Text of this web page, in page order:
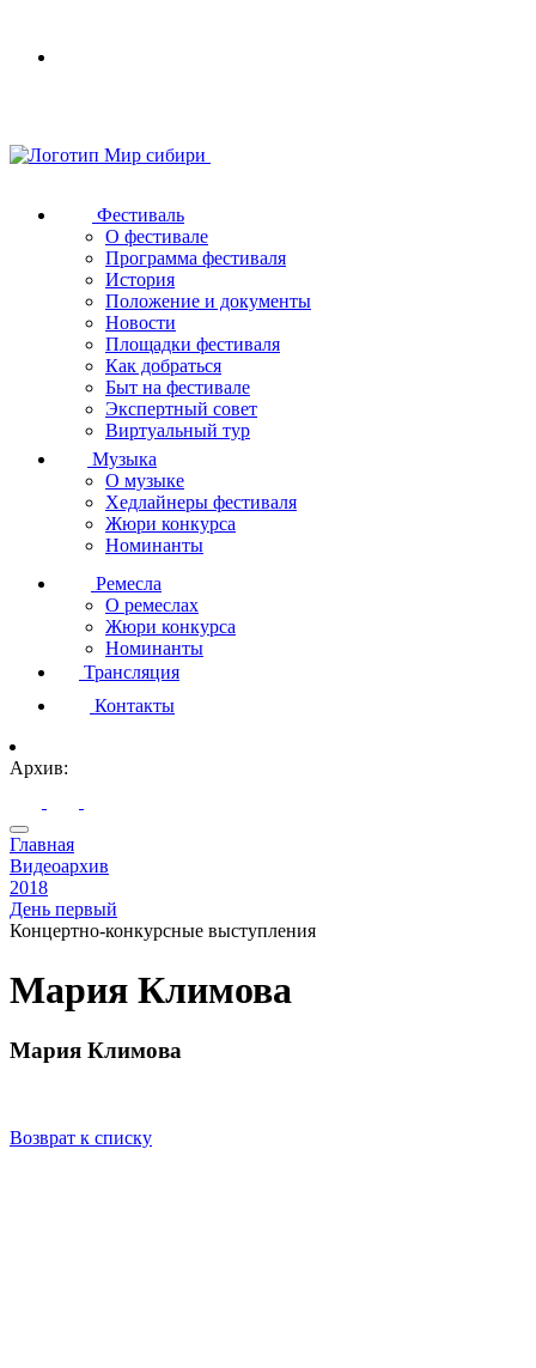
browser
Фестиваль
О фестивале
Программа фестиваля
История
Положение и документы
Новости
Площадки фестиваля
Как добраться
Быт на фестивале
Экспертный совет
Виртуальный тур
Музыка
О музыке
Хедлайнеры фестиваля
Жюри конкурса
Номинанты
Ремесла
О ремеслах
Жюри конкурса
Номинанты
Трансляция
Контакты
Архив:
Главная
Видеоархив
2018
День первый
Концертно-конкурсные выступления
Мария Климова
Мария Климова
Возврат к списку